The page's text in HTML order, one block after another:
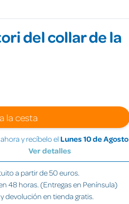
del collar de la
la cesta
y recíbelo el Lunes 10 de Agosto
Ver detalles
a partir de 50 euros.
48 horas. (Entregas en Península)
devolución en tienda gratis.